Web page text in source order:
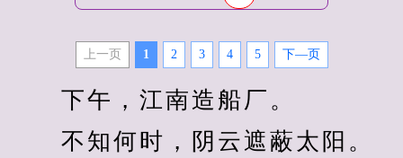
上一页 1 2 3 4 5 下—页
下午，江南造船厂。
不知何时，阴云遮蔽太阳。